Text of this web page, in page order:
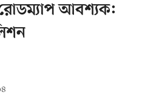
রোডম্যাপ আবশ্যক: